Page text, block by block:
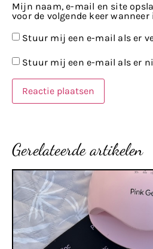
Mijn naam, e-mail en site
voor de volgende keer
Stuur mij een e-mail als er
Stuur mij een e-mail als er
Gerelateerde artikelen